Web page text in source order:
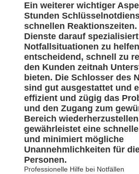
Ein weiterer wichtiger
Stunden
schnellen Reaktionszeiten.
Dienste darauf
Notfallsituationen zu
entscheidend, schnell zu
den Kunden zeitnah
bieten. Die Schlosser des
sind gut ausgestattet und
effizient und zügig das
und den Zugang zum
Bereich
gewährleistet eine
und minimiert mögliche
Unannehmlichkeiten für
Personen.
Professionelle Hilfe bei Notfällen